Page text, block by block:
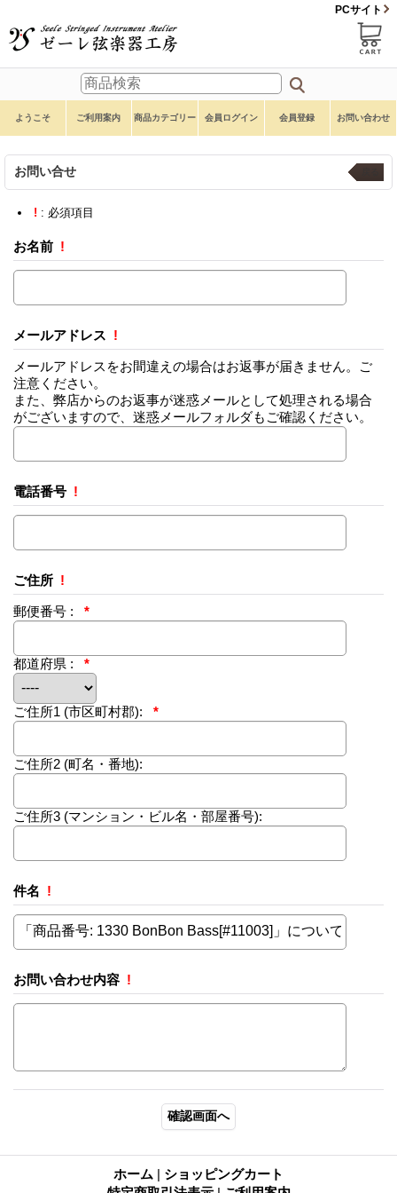
PCサイト
ようこそ ご利用案内 商品カテゴリー 会員ログイン 会員登録 お問い合わせ
お問い合せ
! : 必須項目
お名前 !
メールアドレス !
メールアドレスをお間違えの場合はお返事が届きません。ご
注意ください。
また、弊店からのお返事が迷惑メールとして処理される場合
がございますので、迷惑メールフォルダもご確認ください。
電話番号 !
ご住所 !
郵便番号 : *
都道府県 : *
ご住所1 (市区町村郡): *
ご住所2 (町名・番地):
ご住所3 (マンション・ビル名・部屋番号):
件名 !
お問い合わせ内容 !
ホーム | ショッピングカート